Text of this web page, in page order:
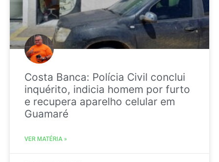
Costa Banca: Polícia Civil conclui
inquérito, indicia homem por furto
e recupera aparelho celular em
Guamaré
VER MATÉRIA »